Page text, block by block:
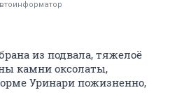
из подвала, тяжелоё
камни оксолаты,
Уринари пожизненно,